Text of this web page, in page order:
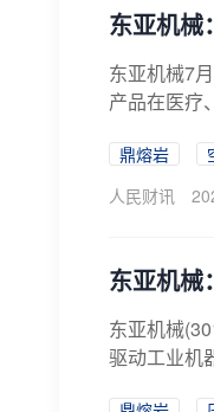
东亚机械
东亚机械7
产品在医疗
鼎熔岩
人民财讯
东亚机械
东亚机械
驱动工业机